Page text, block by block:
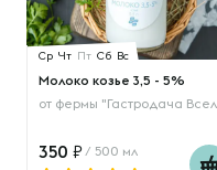
Ср Чт Пт Сб Вс
Молоко козье 3,5 - 5%
от фермы "Гастродача Вселуг"
350 / 500 мл